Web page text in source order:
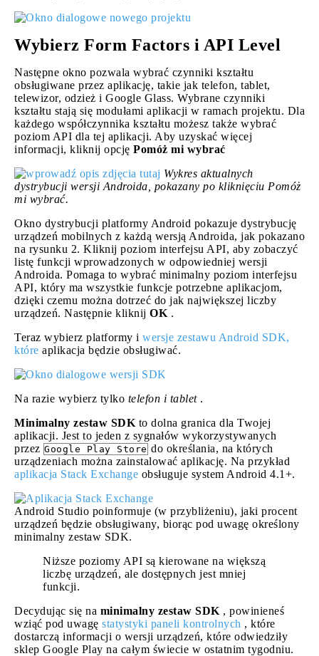
Wybierz Form Factors i API Level
Następne okno pozwala wybrać czynniki kształtu
obsługiwane przez aplikację, takie jak telefon, tablet,
telewizor, odzież i Google Glass. Wybrane czynniki
kształtu stają się modułami aplikacji w ramach projektu. Dla
każdego współczynnika kształtu możesz także wybrać
poziom API dla tej aplikacji. Aby uzyskać więcej
informacji, kliknij opcję Pomóż mi wybrać
Wykres aktualnych
dystrybucji wersji Androida, pokazany po kliknięciu Pomóż
mi wybrać.
Okno dystrybucji platformy Android pokazuje dystrybucję
urządzeń mobilnych z każdą wersją Androida, jak pokazano
na rysunku 2. Kliknij poziom interfejsu API, aby zobaczyć
listę funkcji wprowadzonych w odpowiedniej wersji
Androida. Pomaga to wybrać minimalny poziom interfejsu
API, który ma wszystkie funkcje potrzebne aplikacjom,
dzięki czemu można dotrzeć do jak największej liczby
urządzeń. Następnie kliknij OK .
Teraz wybierz platformy i wersje zestawu Android SDK,
które aplikacja będzie obsługiwać.
Na razie wybierz tylko telefon i tablet.
Minimalny zestaw SDK to dolna granica dla Twojej
aplikacji. Jest to jeden z sygnałów wykorzystywanych
przez Google Play Store do określania, na których
urządzeniach można zainstalować aplikację. Na przykład
aplikacja Stack Exchange obsługuje system Android 4.1+.
Android Studio poinformuje (w przybliżeniu), jaki procent
urządzeń będzie obsługiwany, biorąc pod uwagę określony
minimalny zestaw SDK.
Niższe poziomy API są kierowane na większą
liczbę urządzeń, ale dostępnych jest mniej
funkcji.
Decydując się na minimalny zestaw SDK , powinieneś
wziąć pod uwagę statystyki paneli kontrolnych , które
dostarczą informacji o wersji urządzeń, które odwiedziły
sklep Google Play na całym świecie w ostatnim tygodniu.